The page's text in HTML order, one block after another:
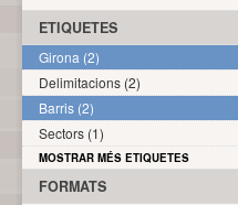
ETIQUETES
Girona (2)
Delimitacions (2)
Barris (2)
Sectors (1)
MOSTRAR MÉS ETIQUETES
FORMATS